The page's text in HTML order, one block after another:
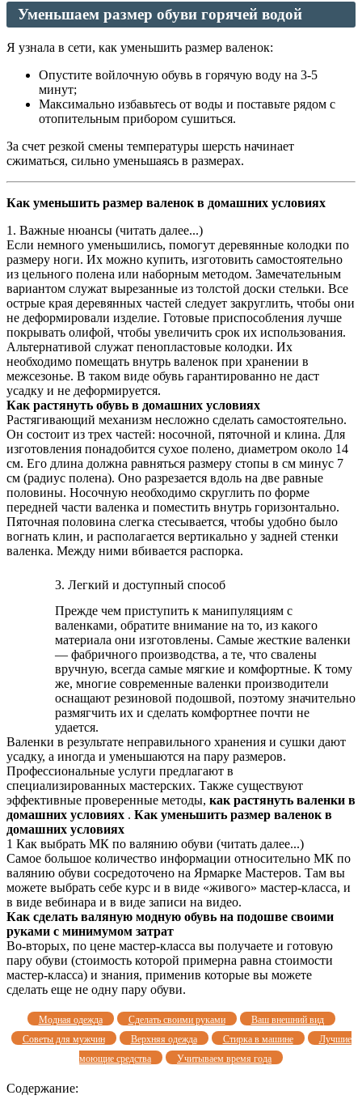
Уменьшаем размер обуви горячей водой
Я узнала в сети, как уменьшить размер валенок:
Опустите войлочную обувь в горячую воду на 3-5
минут;
Максимально избавьтесь от воды и поставьте рядом с
отопительным прибором сушиться.
За счет резкой смены температуры шерсть начинает
сжиматься, сильно уменьшаясь в размерах.
Как уменьшить размер валенок в домашних условиях
1. Важные нюансы (читать далее...)
Если немного уменьшились, помогут деревянные колодки по
размеру ноги. Их можно купить, изготовить самостоятельно
из цельного полена или наборным методом. Замечательным
вариантом служат вырезанные из толстой доски стельки. Все
острые края деревянных частей следует закруглить, чтобы они
не деформировали изделие. Готовые приспособления лучше
покрывать олифой, чтобы увеличить срок их использования.
Альтернативой служат пенопластовые колодки. Их
необходимо помещать внутрь валенок при хранении в
межсезонье. В таком виде обувь гарантированно не даст
усадку и не деформируется.
Как растянуть обувь в домашних условиях
Растягивающий механизм несложно сделать самостоятельно.
Он состоит из трех частей: носочной, пяточной и клина. Для
изготовления понадобится сухое полено, диаметром около 14
см. Его длина должна равняться размеру стопы в см минус 7
см (радиус полена). Оно разрезается вдоль на две равные
половины. Носочную необходимо скруглить по форме
передней части валенка и поместить внутрь горизонтально.
Пяточная половина слегка стесывается, чтобы удобно было
вогнать клин, и располагается вертикально у задней стенки
валенка. Между ними вбивается распорка.
3. Легкий и доступный способ
Прежде чем приступить к манипуляциям с
валенками, обратите внимание на то, из какого
материала они изготовлены. Самые жесткие валенки
— фабричного производства, а те, что свалены
вручную, всегда самые мягкие и комфортные. К тому
же, многие современные валенки производители
оснащают резиновой подошвой, поэтому значительно
размягчить их и сделать комфортнее почти не
удается.
Валенки в результате неправильного хранения и сушки дают
усадку, а иногда и уменьшаются на пару размеров.
Профессиональные услуги предлагают в
специализированных мастерских. Также существуют
эффективные проверенные методы, как растянуть валенки в
домашних условиях . Как уменьшить размер валенок в
домашних условиях
1 Как выбрать МК по валянию обуви (читать далее...)
Самое большое количество информации относительно МК по
валянию обуви сосредоточено на Ярмарке Мастеров. Там вы
можете выбрать себе курс и в виде «живого» мастер-класса, и
в виде вебинара и в виде записи на видео.
Как сделать валяную модную обувь на подошве своими
руками с минимумом затрат
Во-вторых, по цене мастер-класса вы получаете и готовую
пару обуви (стоимость которой примерна равна стоимости
мастер-класса) и знания, применив которые вы можете
сделать еще не одну пару обуви.
Модная одежда Сделать своими руками
Ваш внешний вид
Советы для мужчин
Верхняя одежда Стирка в машине
Лучшие
моющие средства
Учитываем время года
Содержание: